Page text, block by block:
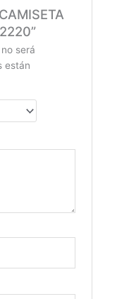
será
están